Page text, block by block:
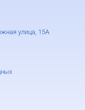
улица, 15А